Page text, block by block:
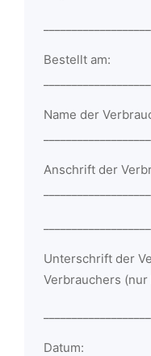
Bestellt am:
Name der
Anschrift der
Unterschrift der
Verbrauchers
Datum: